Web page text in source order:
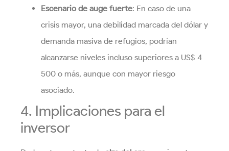
Escenario de auge fuerte: En caso de una
crisis mayor, una debilidad marcada del dólar y
demanda masiva de refugios, podrían
alcanzarse niveles incluso superiores a US$ 4
500 o más, aunque con mayor riesgo
asociado.
4. Implicaciones para el
inversor